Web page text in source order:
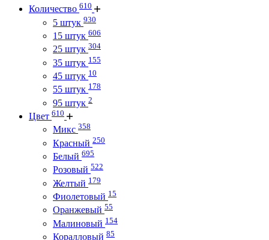
Количество 610
5 штук 930
15 штук 606
25 штук 304
35 штук 155
45 штук 10
55 штук 178
95 штук 2
Цвет 610
Микс 358
Красный 250
Белый 695
Розовый 522
Желтый 179
Фиолетовый 15
Оранжевый 55
Малиновый 154
Коралловый 85